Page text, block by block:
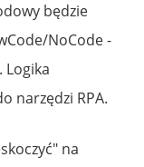
będzie
NoCode -
Logika
narzędzi RPA.
na